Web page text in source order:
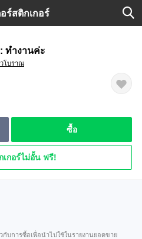
อร์สติกเกอร์
ทำงานค่ะ
วโบราณ
ซื้อ
เกอร์ไม่อั้น ฟรี!
กับการซื้อเพื่อนำไปใช้ในรายงานยอดขาย